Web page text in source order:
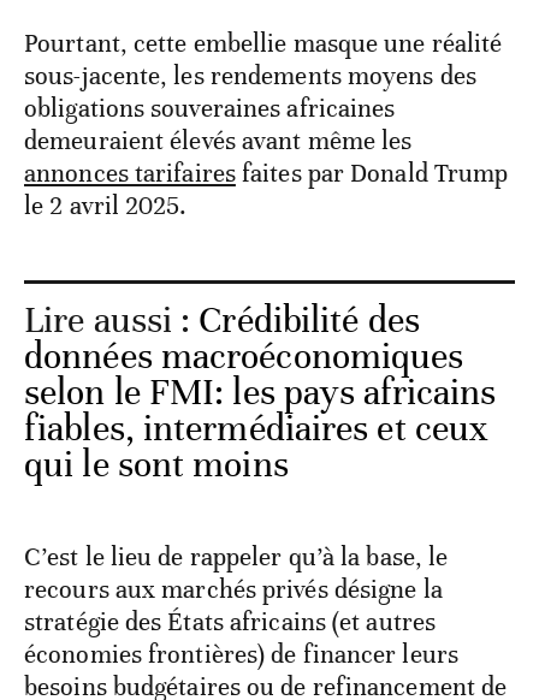
Pourtant, cette embellie masque une réalité
sous-jacente, les rendements moyens des
obligations souveraines africaines
demeuraient élevés avant même les
annonces tarifairesfaites par Donald Trump
le 2 avril 2025.
Lire aussi : Crédibilité des
données macroéconomiques
selon le FMI: les pays africains
fiables, intermédiaires et ceux
qui le sont moins
C’est le lieu de rappeler qu’à la base, le
recours aux marchés privés désigne la
stratégie des États africains (et autres
économies frontières) de financer leurs
besoins budgétaires ou de refinancement de